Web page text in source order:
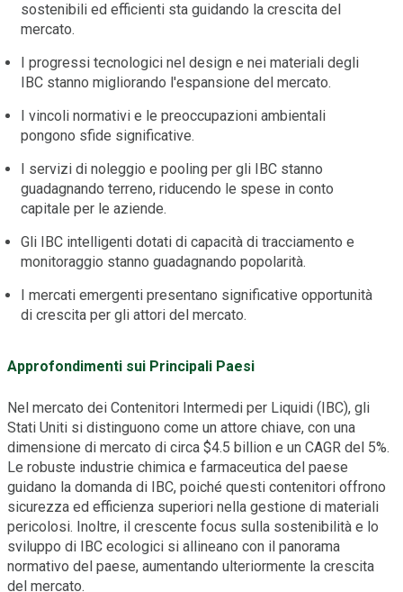
sostenibili ed efficienti sta guidando la crescita del
mercato.
I progressi tecnologici nel design e nei materiali degli
IBC stanno migliorando l'espansione del mercato.
I vincoli normativi e le preoccupazioni ambientali
pongono sfide significative.
I servizi di noleggio e pooling per gli IBC stanno
guadagnando terreno, riducendo le spese in conto
capitale per le aziende.
Gli IBC intelligenti dotati di capacità di tracciamento e
monitoraggio stanno guadagnando popolarità.
I mercati emergenti presentano significative opportunità
di crescita per gli attori del mercato.
Approfondimenti sui Principali Paesi
Nel mercato dei Contenitori Intermedi per Liquidi (IBC), gli
Stati Uniti si distinguono come un attore chiave, con una
dimensione di mercato di circa $4.5 billion e un CAGR del 5%.
Le robuste industrie chimica e farmaceutica del paese
guidano la domanda di IBC, poiché questi contenitori offrono
sicurezza ed efficienza superiori nella gestione di materiali
pericolosi. Inoltre, il crescente focus sulla sostenibilità e lo
sviluppo di IBC ecologici si allineano con il panorama
normativo del paese, aumentando ulteriormente la crescita
del mercato.